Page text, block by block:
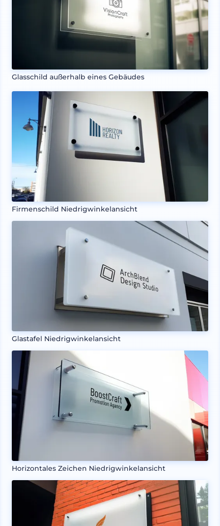
Glasschild außerhalb eines Gebäudes
Firmenschild Niedrigwinkelansicht
Glastafel Niedrigwinkelansicht
Horizontales Zeichen Niedrigwinkelansicht